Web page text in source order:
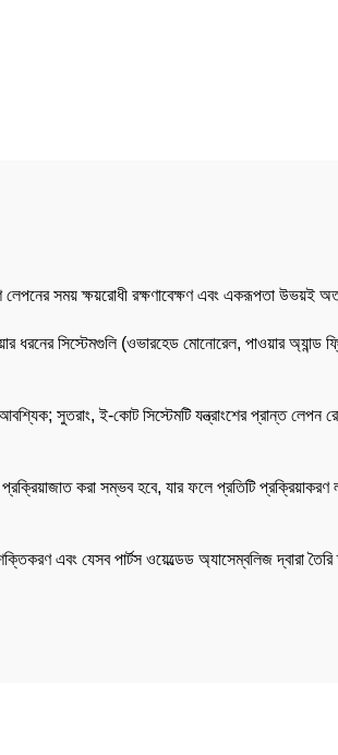
লেপনের সময় ক্ষয়রোধী রক্ষণাবেক্ষণ এবং একরূপতা উভয়ই
সিস্টেমগুলি (ওভারহেড মোনোরেল, পাওয়ার অ্যান্ড
সুতরাং, ই-কোট সিস্টেমটি যন্ত্রাংশের প্রান্ত লেপন
করা সম্ভব হবে, যার ফলে প্রতিটি প্রক্রিয়াকরণ
এবং যেসব পার্টস ওয়েল্ডেড অ্যাসেম্বলিজ দ্বারা